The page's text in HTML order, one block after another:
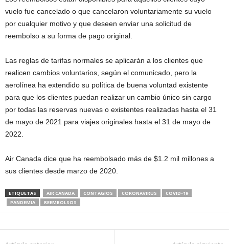
vuelo fue cancelado o que cancelaron voluntariamente su vuelo
por cualquier motivo y que deseen enviar una solicitud de
reembolso a su forma de pago original.
Las reglas de tarifas normales se aplicarán a los clientes que
realicen cambios voluntarios, según el comunicado, pero la
aerolínea ha extendido su política de buena voluntad existente
para que los clientes puedan realizar un cambio único sin cargo
por todas las reservas nuevas o existentes realizadas hasta el 31
de mayo de 2021 para viajes originales hasta el 31 de mayo de
2022.
Air Canada dice que ha reembolsado más de $1.2 mil millones a
sus clientes desde marzo de 2020.
ETIQUETAS AIR CANADA CONTAGIOS CORONAVIRUS
COVID-19
PANDEMIA
REEMBOLSOS